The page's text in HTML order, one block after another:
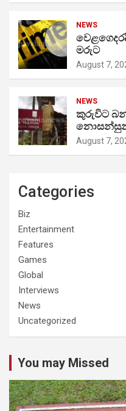
NEWS
මරුට
August 7,
NEWS
කුරුවිට
August 7,
Categories
Biz
Entertainment
Features
Games
Global
Interviews
News
Uncategorized
You may Missed